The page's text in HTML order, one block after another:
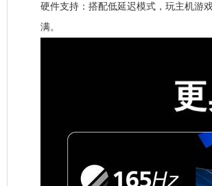
硬件支持：搭配低延迟模式，玩主机游
满。